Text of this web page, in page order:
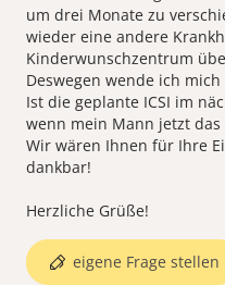
um drei Monate zu
wieder eine andere
Kinderwunschzentrum
Deswegen wende ich
Ist die geplante ICSI im
wenn mein Mann jetzt
Wir wären Ihnen für Ihre
dankbar!
eigene Frage stellen